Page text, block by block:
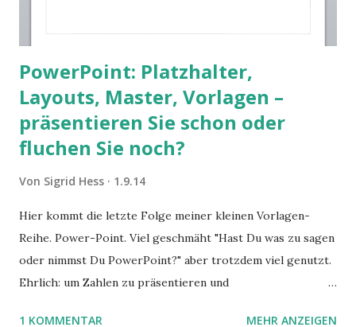
PowerPoint: Platzhalter,
Layouts, Master, Vorlagen –
präsentieren Sie schon oder
fluchen Sie noch?
Von Sigrid Hess 1.9.14
Hier kommt die letzte Folge meiner kleinen Vorlagen-
Reihe. Power-Point. Viel geschmäht "Hast Du was zu sagen
oder nimmst Du PowerPoint?" aber trotzdem viel genutzt.
Ehrlich: um Zahlen zu präsentieren und
1 KOMMENTAR MEHR ANZEIGEN